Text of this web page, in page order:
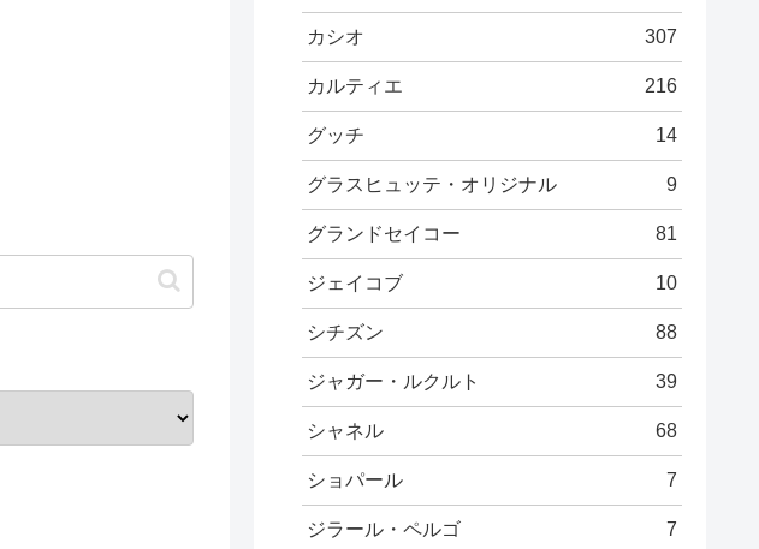
カシオ 307
カルティエ 216
グッチ 14
グラスヒュッテ・オリジナル 9
グランドセイコー 81
ジェイコブ 10
シチズン 88
ジャガー・ルクルト 39
シャネル 68
ショパール 7
ジラール・ペルゴ 7